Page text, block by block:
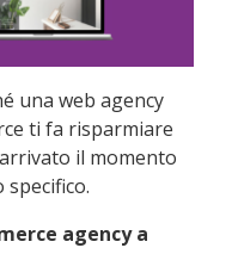
una web agency
ti fa risparmiare
il momento
agency a